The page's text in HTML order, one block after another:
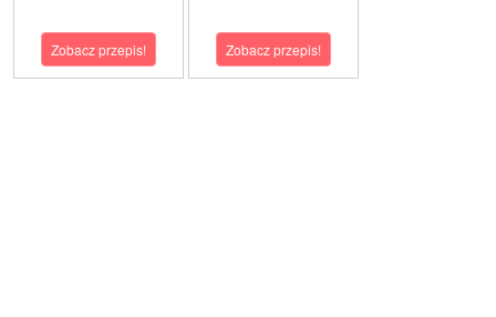
Zobacz przepis! Zobacz przepis!